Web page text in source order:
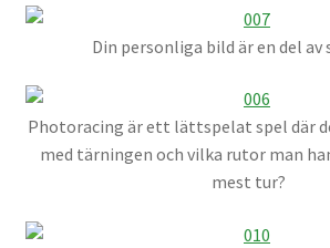
Din personliga bild är en del av
Photoracing är ett lättspelat spel där
med tärningen och vilka rutor man
mest tur?